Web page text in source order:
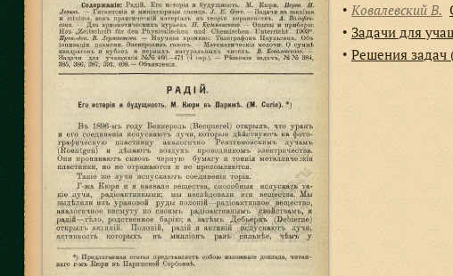
● Ковалевский В.
● Задачи для
● Решения задач